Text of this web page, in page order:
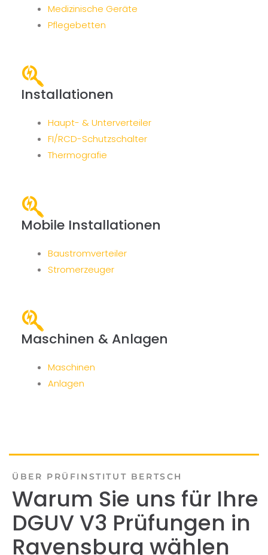
Medizinische Geräte
Pflegebetten
Installationen
Haupt- & Unterverteiler
FI/RCD-Schutzschalter
Thermografie
Mobile Installationen
Baustromverteiler
Stromerzeuger
Maschinen & Anlagen
Maschinen
Anlagen
ÜBER PRÜFINSTITUT BERTSCH
Warum Sie uns für Ihre
DGUV V3 Prüfungen in
Ravensburg wählen